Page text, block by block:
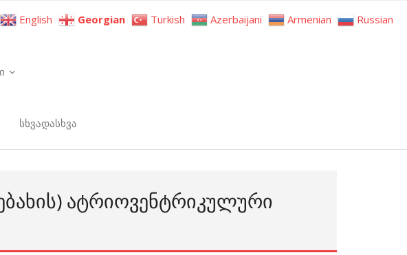
სხვადასხვა
ᲐᲢᲠᲘᲝᲕᲔᲜᲢᲠᲘᲙᲣᲚᲣᲠᲘ
English Georgian Turkish Azerbaijani Armenian Russian